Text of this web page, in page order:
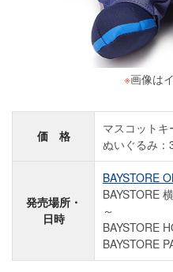
※画像は
価 格
マスコット
ぬいぐるみ
発売場所・
日時
BAYSTORE
BAYSTORE
～
BAYSTORE
BAYSTORE